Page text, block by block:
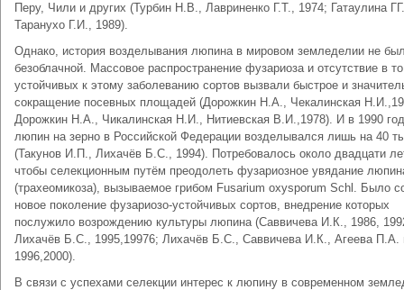
Перу, Чили и других (Турбин Н.В., Лавриненко Г.Т., 1974; Гатаулина
Таранухо Г.И., 1989).
Однако, история возделывания люпина в мировом земледелии не
безоблачной. Массовое распространение фузариоза и отсутствие в
устойчивых к этому заболеванию сортов вызвали быстрое и
сокращение посевных площадей (Дорожкин Н.А., Чекалинская
Дорожкин Н.А., Чикалинская Н.И., Нитиевская В.И.,1978). И в 1990
люпин на зерно в Российской Федерации возделывался лишь на 40
(Такунов И.П., Лихачёв Б.С., 1994). Потребовалось около двадцати
чтобы селекционным путём преодолеть фузариозное увядание
(трахеомикоза), вызываемое грибом Fusarium oxysporum Schl. Было
новое поколение фузариозо-устойчивых сортов, внедрение которых
послужило возрождению культуры люпина (Саввичева И.К., 1986,
Лихачёв Б.С., 1995,19976; Лихачёв Б.С., Саввичева И.К., Агеева П.А.
1996,2000).
В связи с успехами селекции интерес к люпину в современном